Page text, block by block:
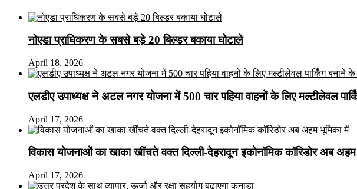
नोएडा प्राधिकरण के सबसे बड़े 20 बिल्डर बकाया घोटाले
April 18, 2026
एलडीए उपाध्यक्ष ने अटल नगर योजना में 500 चार पहिया वाहनों के लिए मल्टीलेवल
April 17, 2026
विकास योजनाओं का खाका खींचते वक्त दिल्ली-देहरादून इकोनॉमिक कॉरिडोर अब
April 17, 2026